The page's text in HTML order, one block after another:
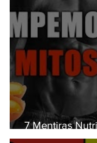
7 Mentiras
Te Afectan